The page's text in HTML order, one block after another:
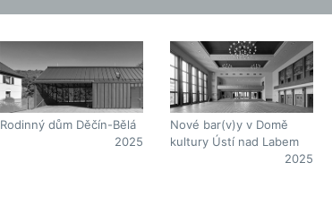
Rodinný dům Děčín-Bělá
2025
Nové bar(v)y v Domě
kultury Ústí nad Labem
2025